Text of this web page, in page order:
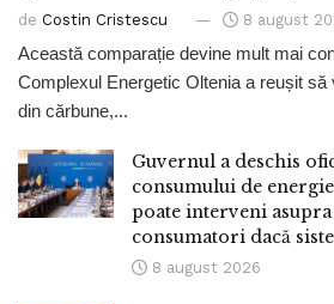
de Costin Cristescu 8 august
Această comparație devine mult mai
Complexul Energetic Oltenia a reușit să
din cărbune,...
Guvernul a deschis
consumului de
poate interveni
consumatori dacă
8 august 2026